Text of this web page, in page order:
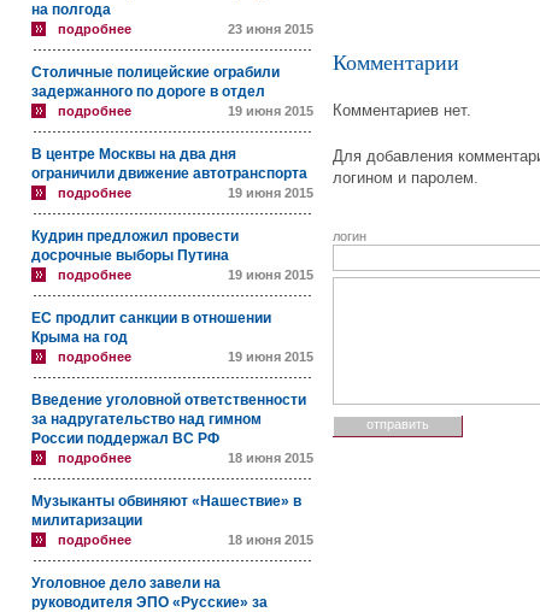
на полгода
подробнее 23 июня 2015
Столичные полицейские ограбили
задержанного по дороге в отдел
подробнее 19 июня 2015
В центре Москвы на два дня
ограничили движение автотранспорта
подробнее 19 июня 2015
Кудрин предложил провести
досрочные выборы Путина
подробнее 19 июня 2015
ЕС продлит санкции в отношении
Крыма на год
подробнее 19 июня 2015
Введение уголовной ответственности
за надругательство над гимном
России поддержал ВС РФ
подробнее 18 июня 2015
Музыканты обвиняют «Нашествие» в
милитаризации
подробнее 18 июня 2015
Уголовное дело завели на
руководителя ЭПО «Русские» за
Комментарии
Комментариев нет.
Для добавления
логином и паролем.
логин